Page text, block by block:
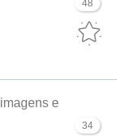
48
34
e